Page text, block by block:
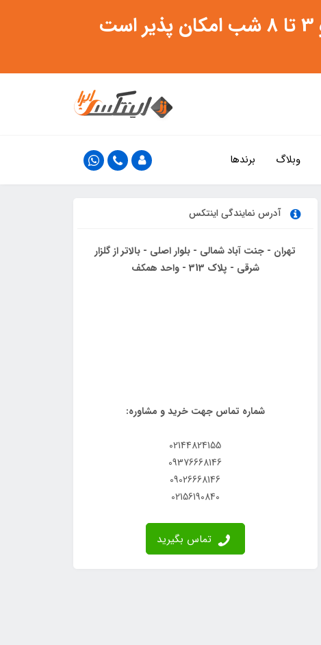
وبلاگ برندها
آدرس نمایندگی اینتکس
تهران - جنت آباد شمالی - بلوار اصلی - بالاتر از گلزار
شرقی - پلاک 313 - واحد همکف
شماره تماس جهت خرید و مشاوره:
02144824155
09376668146
09026668146
02156190840
تماس بگیرید